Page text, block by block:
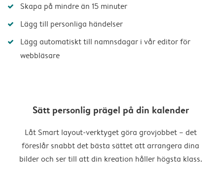
Skapa på mindre än 15 minuter
Lägg till personliga händelser
Lägg automatiskt till namnsdagar i vår editor för
webbläsare
Sätt personlig prägel på din kalender
Låt Smart layout-verktyget göra grovjobbet – det
föreslår snabbt det bästa sättet att arrangera dina
bilder och ser till att din kreation håller högsta klass.